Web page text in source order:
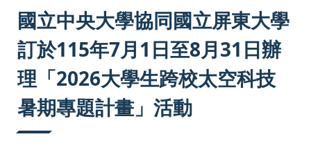
國立中央大學協同國立屏東大學
訂於115年7月1日至8月31日辦
理「2026大學生跨校太空科技
暑期專題計畫」活動